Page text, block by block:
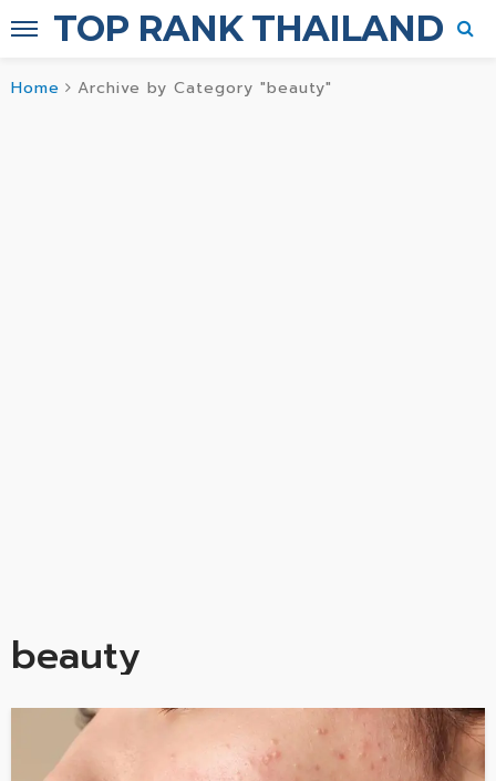
TOP RANK THAILAND
Home Archive by Category "beauty"
beauty